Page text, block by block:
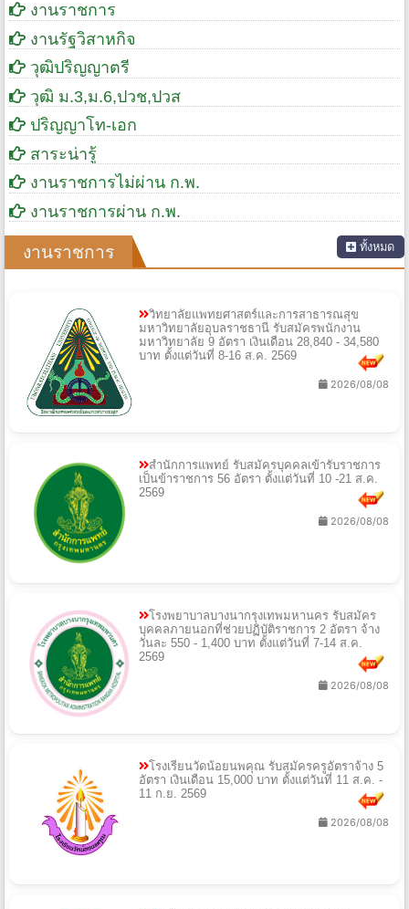
งานราชการ
งานรัฐวิสาหกิจ
วุฒิปริญญาตรี
วุฒิ ม.3,ม.6,ปวช,ปวส
ปริญญาโท-เอก
สาระน่ารู้
งานราชการไม่ผ่าน ก.พ.
งานราชการผ่าน ก.พ.
งานราชการ ทั้งหมด
วิทยาลัยแพทยศาสตร์และการสาธารณสุข
มหาวิทยาลัยอุบลราชธานี รับสมัครพนักงาน
มหาวิทยาลัย 9 อัตรา เงินเดือน 28,840 - 34,580
บาท ตั้งแต่วันที่ 8-16 ส.ค. 2569
2026/08/08
สำนักการแพทย์ รับสมัครบุคคลเข้ารับราชการ
เป็นข้าราชการ 56 อัตรา ตั้งแต่วันที่ 10 -21 ส.ค.
2569
2026/08/08
โรงพยาบาลบางนากรุงเทพมหานคร รับสมัคร
บุคคลภายนอกที่ช่วยปฏิบัติราชการ 2 อัตรา จ้าง
วันละ 550 - 1,400 บาท ตั้งแต่วันที่ 7-14 ส.ค.
2569
2026/08/08
โรงเรียนวัดน้อยนพคุณ รับสมัครครูอัตราจ้าง 5
อัตรา เงินเดือน 15,000 บาท ตั้งแต่วันที่ 11 ส.ค. -
11 ก.ย. 2569
2026/08/08